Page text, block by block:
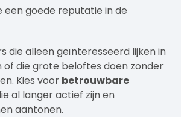
een goede reputatie in de
die alleen geïnteresseerd lijken in
of die grote beloftes doen zonder
Kies voor betrouwbare
al langer actief zijn en
aantonen.